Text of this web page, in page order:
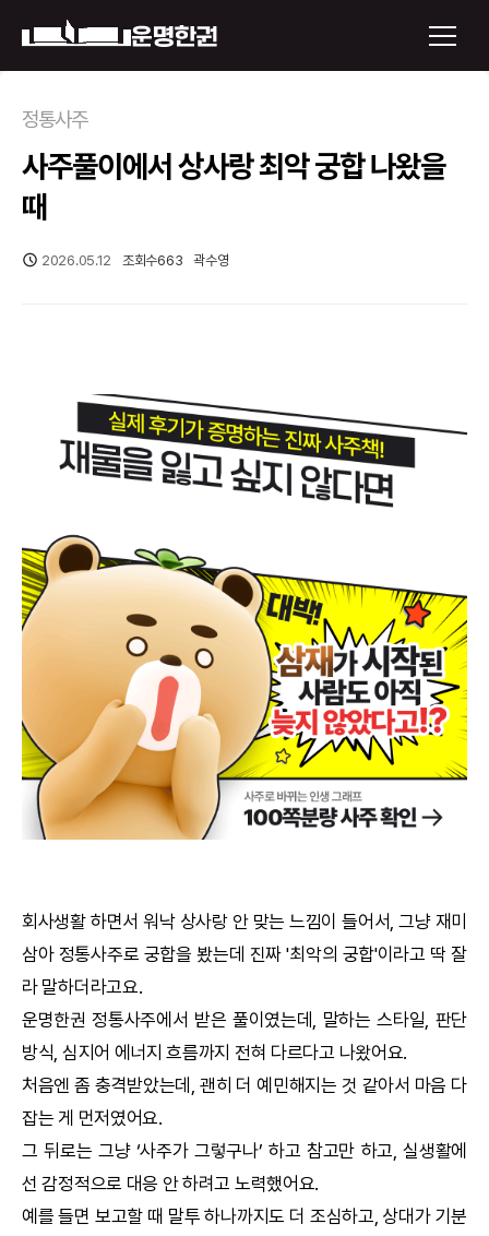
운명한권 보기
토정비결
오늘의 운세
택일
수리사주
운세구독
문의사항
정통사주
사주풀이에서 상사랑 최악 궁합 나왔을
때
2026.05.12 조회수663 곽수영
회사생활 하면서 워낙 상사랑 안 맞는 느낌이 들어서, 그냥 재미
삼아 정통사주로 궁합을 봤는데 진짜 '최악의 궁합'이라고 딱 잘
라 말하더라고요.
운명한권 정통사주에서 받은 풀이였는데, 말하는 스타일, 판단
방식, 심지어 에너지 흐름까지 전혀 다르다고 나왔어요.
처음엔 좀 충격받았는데, 괜히 더 예민해지는 것 같아서 마음 다
잡는 게 먼저였어요.
그 뒤로는 그냥 ‘사주가 그렇구나’ 하고 참고만 하고, 실생활에
선 감정적으로 대응 안 하려고 노력했어요.
예를 들면 보고할 때 말투 하나까지도 더 조심하고, 상대가 기분